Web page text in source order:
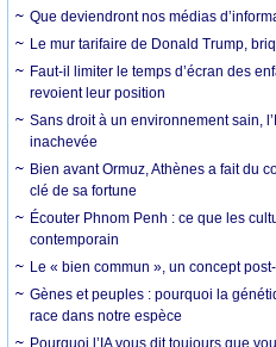
Que deviendront nos médias
Le mur tarifaire de Donald Trump,
Faut-il limiter le temps d’écran des
revoient leur position
Sans droit à un environnement sain,
inachevée
Bien avant Ormuz, Athènes a fait du
clé de sa fortune
Écouter Phnom Penh : ce que les
contemporain
Le « bien commun », un concept
Gènes et peuples : pourquoi la
race dans notre espèce
Pourquoi l’IA vous dit toujours que